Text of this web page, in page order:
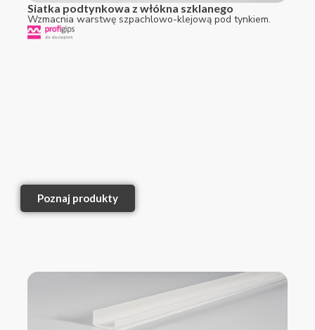
Siatka podtynkowa z włókna szklanego
Wzmacnia warstwę szpachlowo-klejową pod tynkiem.
Poznaj produkty